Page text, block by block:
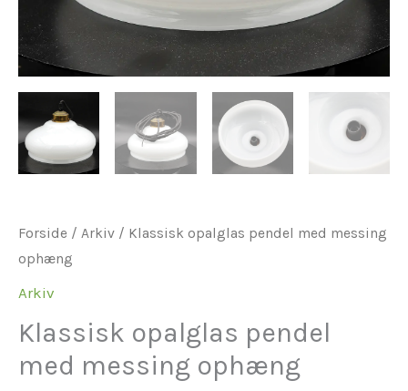
Forside / Arkiv / Klassisk opalglas pendel med messing
ophæng
Arkiv
Klassisk opalglas pendel
med messing ophæng